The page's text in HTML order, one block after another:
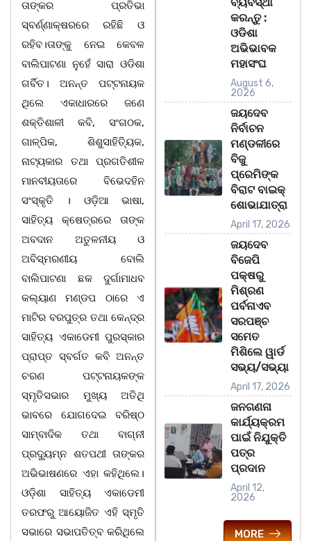
ତାଙ୍କର ପ୍ରତିଭା
ସ୍ବର୍ଣ୍ଣାକ୍ଷରରେ ରହିଛି ଓ
ରହିବ।ତାଙ୍କୁ ନେଇ କେବଳ
ବାଲିପାଟଣା ନୁହେଁ ସାରା ଓଡିଶା
ଗର୍ବିତ। ଅନନ୍ତ ପଟ୍ଟନାୟକ
ଥିଲେ ଏକାଧାରରେ ଜଣେ
ଶକ୍ତିଶାଳୀ କବି, ସଂଗଠକ,
ଗାଳ୍ପିକ, ଶିଶୁସାହିତ୍ୟିକ,
ନାଟ୍ୟକାର ତଥା ପ୍ରଗତିଶୀଳ
ମାନବୀୟତାରେ ବିଭେଦହିନ
ସଂସ୍କୃତି । ଓଡ଼ିଆ ଭାଷା,
ସାହିତ୍ୟ କ୍ଷେତ୍ରରେ ତାଙ୍କ
ଅବଦାନ ଅତୁଳନୀୟ ଓ
ଅବିସ୍ମରଣୀୟ ବୋଲି
ବାଲିପାଟଣା ଛକ ଦୁର୍ଗାମାଧବ
କଲ୍ୟାଣ ମଣ୍ଡପ ଠାରେ ଏ
ମାଟିର ବରପୁତ୍ର ତଥା କେନ୍ଦ୍ର
ସାହିତ୍ୟ ଏକାଡେମୀ ପୁରସ୍କାର
ପ୍ରାପ୍ତ ସ୍ବର୍ଗତ କବି ଅନନ୍ତ
ଚରଣ ପଟ୍ଟନାୟକଙ୍କ
ସ୍ମୃତିସଭାର ମୁଖ୍ୟ ଅତିଥି
ଭାବରେ ଯୋଗଦେଇ ବରିଷ୍ଠ
ସାମ୍ବାଦିକ ତଥା ବାଗ୍ନୀ
ପ୍ରଦ୍ୟୁମ୍ନ ଶତପଥୀ ତାଙ୍କର
ଅଭିଭାଷଣରେ ଏହା କହିଥିଲେ।
ଓଡ଼ିଶା ସାହିତ୍ୟ ଏକାଡେମୀ
ତରଫରୁ ଆୟୋଜିତ ଏହି ସ୍ମୃତି
ସଭାରେ ସଭାପତିତ୍ବ କରିଥିଲେ
ବ୍ୟବସ୍ଥା
କରନ୍ତୁ :
ଓଡିଶା
ଅଭିଭାବକ
ମହାସଂଘ
August 6,
2026
ଜୟଦେବ
ନିର୍ବାଚନ
ମଣ୍ଡଳୀରେ
ବିଜୁ
ପ୍ରେମିଙ୍କ
ବିରାଟ ବାଇକ୍
ଶୋଭାଯାତ୍ରା
April 17, 2026
ଜୟଦେବ
ବିଜେପି
ପକ୍ଷରୁ
ମିଶ୍ରଣ
ପର୍ବନାଏବ
ସରପଞ୍ଚ
ସମେତ
ମିଶିଲେ ୱାର୍ଡ
ସଭ୍ୟ/ସଭ୍ୟା
April 17, 2026
ଜନଗଣନା
କାର୍ଯ୍ୟକ୍ରମ
ପାଇଁ ନିଯୁକ୍ତି
ପତ୍ର
ପ୍ରଦାନ
April 12,
2026
MORE